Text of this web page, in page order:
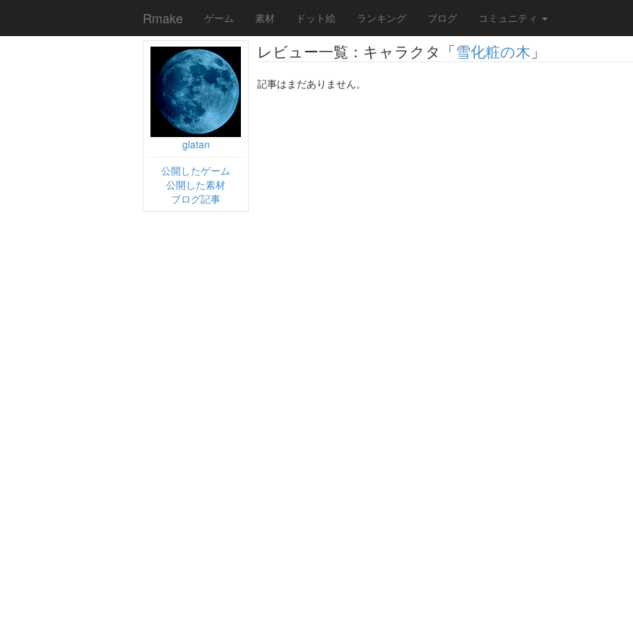
Rmake ゲーム 素材 ドット絵 ランキング ブログ コミュニティ
glatan
公開したゲーム
公開した素材
ブログ記事
レビュー一覧：キャラクタ「雪化粧の木 」
記事はまだありません。